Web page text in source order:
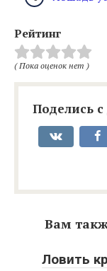
Рейтинг
( Пока оценок нет )
Поделись
Вам
Ловить